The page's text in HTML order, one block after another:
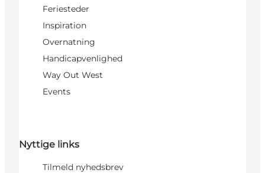
Feriesteder
Inspiration
Overnatning
Handicapvenlighed
Way Out West
Events
Nyttige links
Tilmeld nyhedsbrev